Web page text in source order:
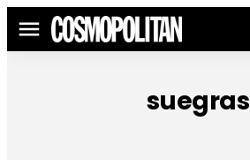
Menú
suegras